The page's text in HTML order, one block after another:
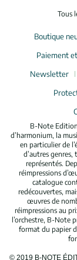
Tous
Boutique
Paiement
Newsletter
B-Note
d’harmonium, la
en particulier de
d’autres
représentés.
réimpressions
catalogue
redécouvertes,
œuvres de
réimpressions au
l’orchestre, B-Note
format du papier
© 2019 B-NOTE